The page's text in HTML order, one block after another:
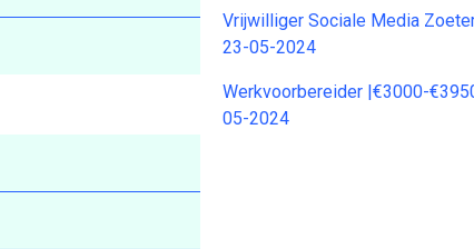
Vrijwilliger Sociale Media
23-05-2024
Werkvoorbereider |€3000-
05-2024